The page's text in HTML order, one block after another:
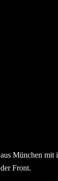
München mit
Front.